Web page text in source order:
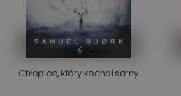
Chłopiec, który kochał sarny